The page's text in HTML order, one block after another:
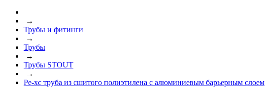
→
Трубы и фитинги
→
Трубы
→
Трубы STOUT
→
Pe-xc труба из сшитого полиэтилена с алюминиевым барьерным слоем